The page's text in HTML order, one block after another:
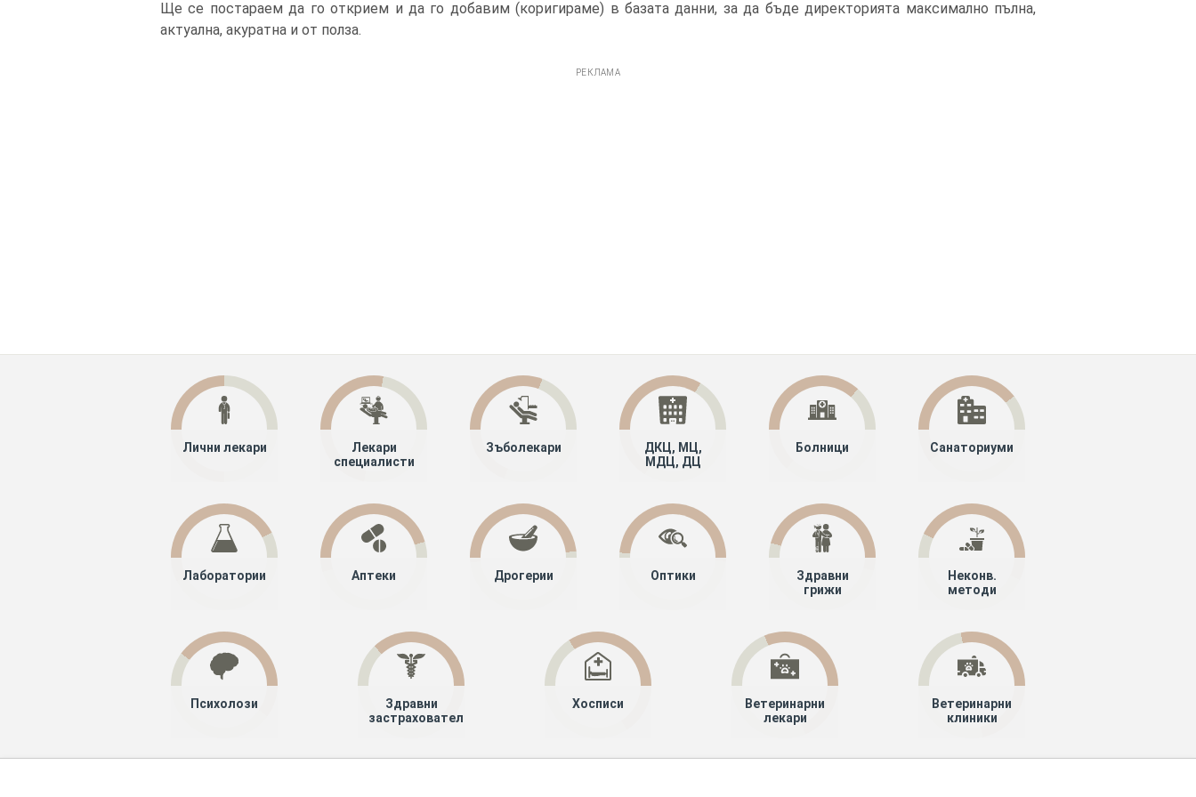
Ще се постараем да го открием и да го добавим (коригираме) в базата данни, за да бъде директорията максимално пълна,
актуална, акуратна и от полза.
РЕКЛАМА
Лични лекари
Лекари
специалисти
Зъболекари
ДКЦ, МЦ,
МДЦ, ДЦ
Болници Санаториуми
Лаборатории Аптеки Дрогерии Оптики
Здравни
грижи
Неконв.
методи
Психолози
Здравни
застрахователи
Хосписи
Ветеринарни
лекари
Ветеринарни
клиники